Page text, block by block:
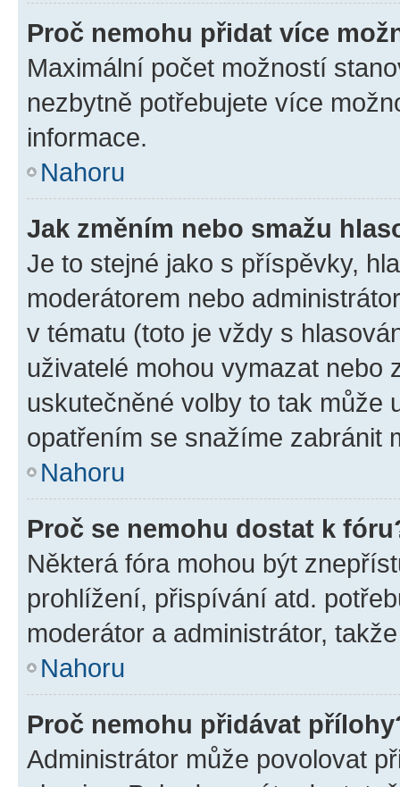
Proč nemohu přidat více
Maximální počet možností
nezbytně potřebujete více
informace.
Nahoru
Jak změním nebo smažu
Je to stejné jako s příspěvky,
moderátorem nebo
v tématu (toto je vždy s
uživatelé mohou vymazat nebo
uskutečněné volby to tak může
opatřením se snažíme zabránit
Nahoru
Proč se nemohu dostat k
Některá fóra mohou být
prohlížení, přispívání atd.
moderátor a administrátor,
Nahoru
Proč nemohu přidávat
Administrátor může povolovat